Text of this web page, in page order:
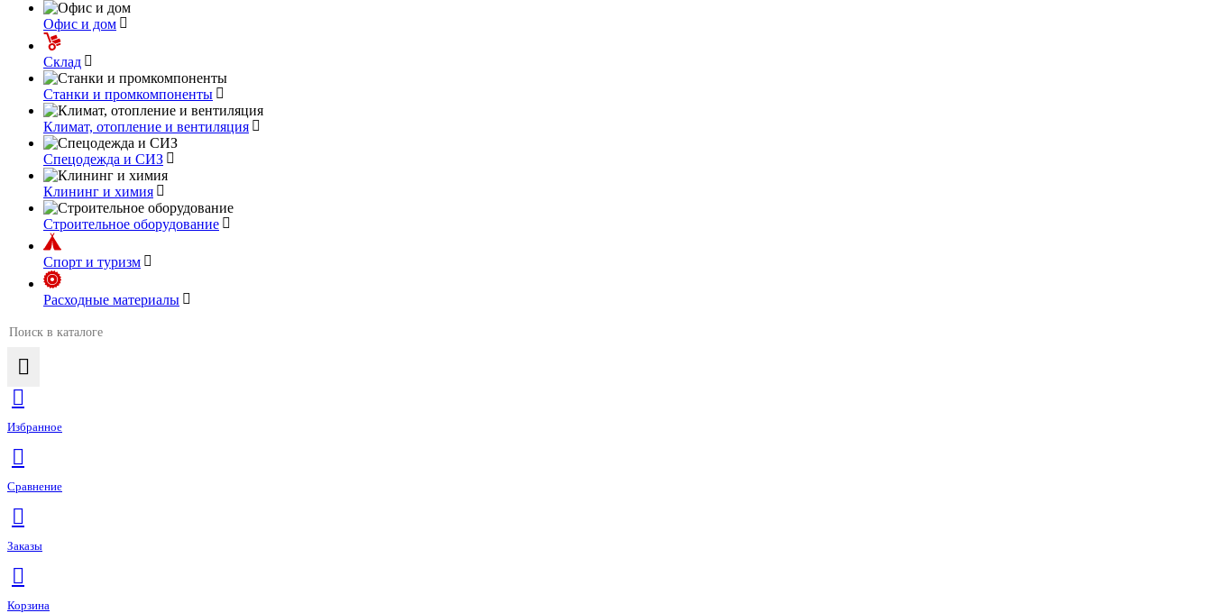
Офис и дом
Склад
Станки и промкомпоненты
Климат, отопление и вентиляция
Спецодежда и СИЗ
Клининг и химия
Строительное оборудование
Спорт и туризм
Расходные материалы
Избранное
Сравнение
Заказы
Корзина